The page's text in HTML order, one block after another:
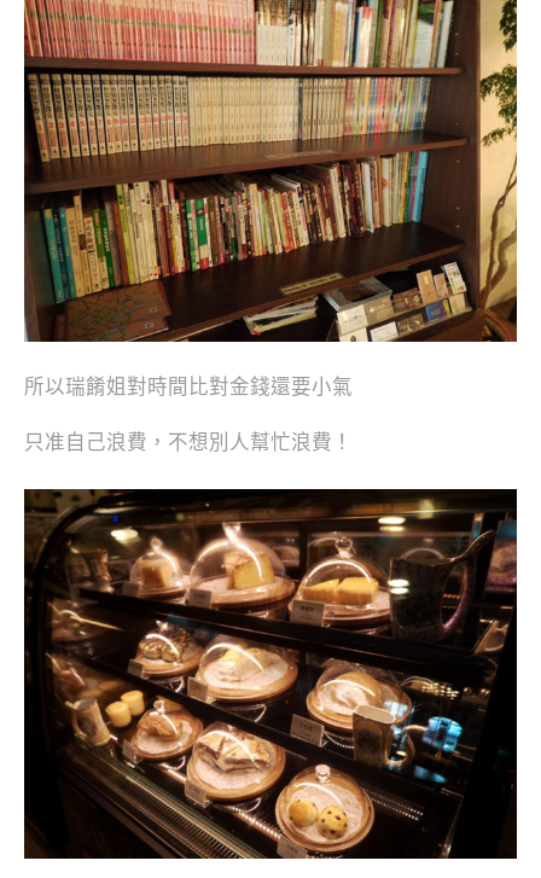
所以瑞餚姐對時間比對金錢還要小氣
只准自己浪費，不想別人幫忙浪費！